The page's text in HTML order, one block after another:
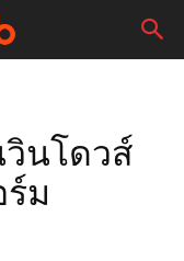
นโดวส์
ม